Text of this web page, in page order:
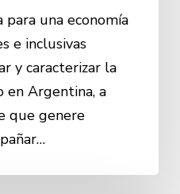
para una economía
e inclusivas
y caracterizar la
en Argentina, a
que genere